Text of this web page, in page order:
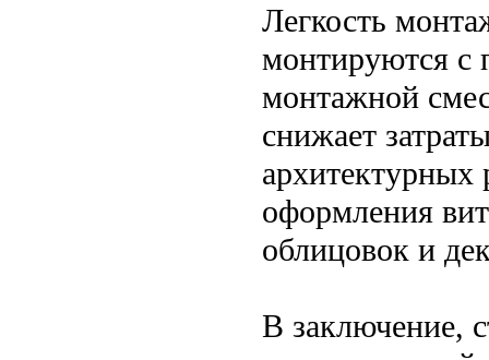
Легкость
монтируются с
монтажной
снижает
архитектурных
оформления
облицовок и
В заключение,